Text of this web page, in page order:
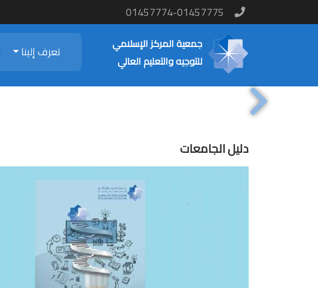
01457774-01457775
جمعية المركز الإسلامي
للتوجيه والتعليم العالي
تعرف إلينا
Next
دليل الجامعات